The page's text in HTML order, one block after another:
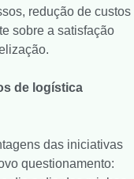
redução de custos
sobre a satisfação
de logística
das iniciativas
questionamento: